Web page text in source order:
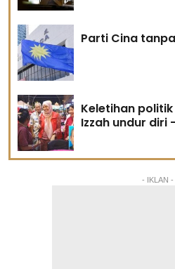
Parti Cina
Keletihan
Izzah undur diri
- IKLAN -